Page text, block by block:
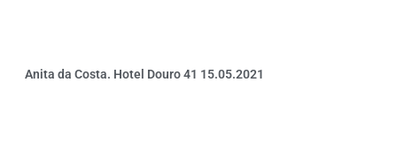
Anita da Costa. Hotel Douro 41 15.05.2021